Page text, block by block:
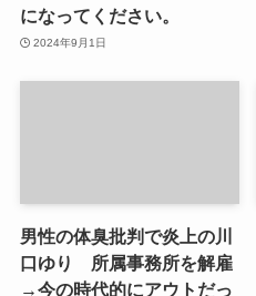
になってください。
2024年9月1日
男性の体臭批判で炎上の川
口ゆり 所属事務所を解雇
→今の時代的にアウトだっ